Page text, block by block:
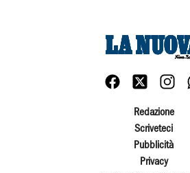
Redazione
Scriveteci
Pubblicità
Privacy